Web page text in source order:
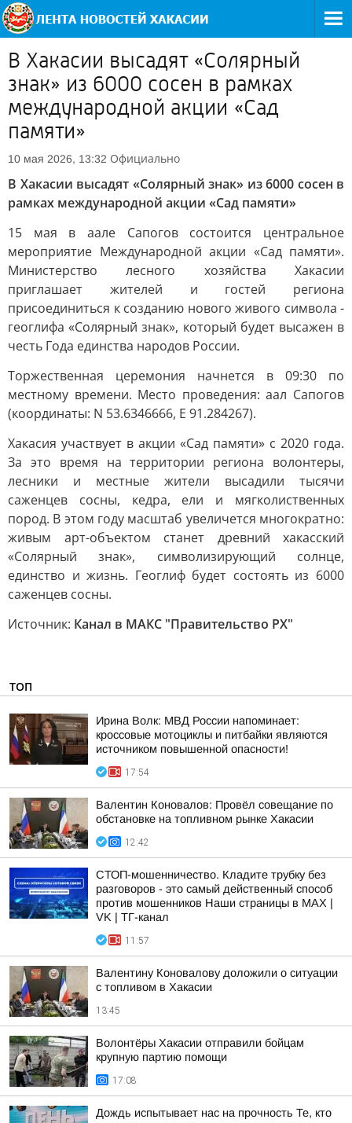
В Хакасии высадят «Солярный
знак» из 6000 сосен в рамках
международной акции «Сад
памяти»
10 мая 2026, 13:32 Официально
В Хакасии высадят «Солярный знак» из 6000 сосен в
рамках международной акции «Сад памяти»
15 мая в аале Сапогов состоится центральное
мероприятие Международной акции «Сад памяти».
Министерство лесного хозяйства Хакасии
приглашает жителей и гостей региона
присоединиться к созданию нового живого символа -
геоглифа «Солярный знак», который будет высажен в
честь Года единства народов России.
Торжественная церемония начнется в 09:30 по
местному времени. Место проведения: аал Сапогов
(координаты: N 53.6346666, E 91.284267).
Хакасия участвует в акции «Сад памяти» с 2020 года.
За это время на территории региона волонтеры,
лесники и местные жители высадили тысячи
саженцев сосны, кедра, ели и мягколиственных
пород. В этом году масштаб увеличется многократно:
живым арт-объектом станет древний хакасский
«Солярный знак», символизирующий солнце,
единство и жизнь. Геоглиф будет состоять из 6000
саженцев сосны.
Источник: Канал в МАКС "Правительство РХ"
ТОП
Ирина Волк: МВД России напоминает:
кроссовые мотоциклы и питбайки являются
источником повышенной опасности!
17:54
Валентин Коновалов: Провёл совещание по
обстановке на топливном рынке Хакасии
12:42
СТОП-мошенничество. Кладите трубку без
разговоров - это самый действенный способ
против мошенников Наши страницы в MAX |
VK | ТГ-канал
11:57
Валентину Коновалову доложили о ситуации
с топливом в Хакасии
13:45
Волонтёры Хакасии отправили бойцам
крупную партию помощи
17:08
Дождь испытывает нас на прочность Те, кто